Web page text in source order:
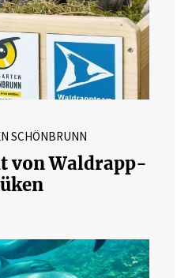
SCHÖNBRUNN
von Waldrapp-